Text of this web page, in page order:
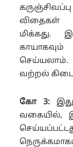
மிக்கது.
செய்யலாம்.
வற்றல்
கோ 3:
வகையில்,